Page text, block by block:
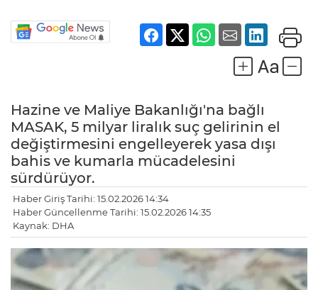
Hazine ve Maliye Bakanlığı'na bağlı
MASAK, 5 milyar liralık suç gelirinin el
değiştirmesini engelleyerek yasa dışı
bahis ve kumarla mücadelesini
sürdürüyor.
Haber Giriş Tarihi: 15.02.2026 14:34
Haber Güncellenme Tarihi: 15.02.2026 14:35
Kaynak: DHA